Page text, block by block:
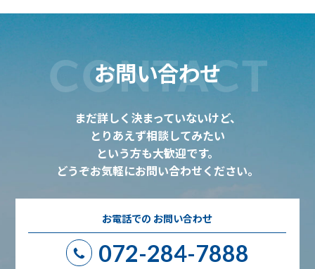
お問い合わせ
CONTACT
まだ詳しく決まっていないけど、
とりあえず相談してみたい
という方も大歓迎です。
どうぞお気軽にお問い合わせください。
お電話での お問い合わせ
072-284-7888